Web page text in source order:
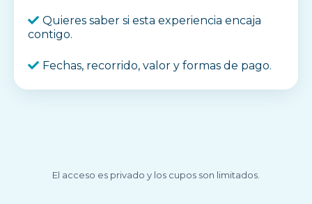
Quieres saber si esta experiencia encaja
contigo.
Fechas, recorrido, valor y formas de pago.
El acceso es privado y los cupos son limitados.